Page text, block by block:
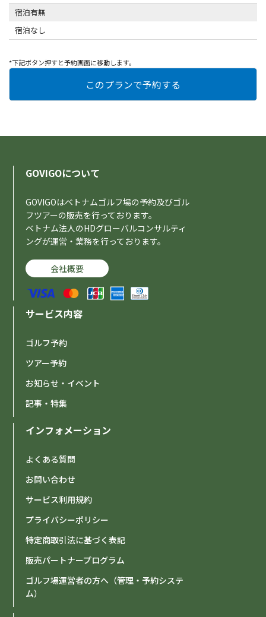
宿泊有無
宿泊なし
*下記ボタン押すと予約画面に移動します。
GOVIGOについて
GOVIGOはベトナムゴルフ場の予約及びゴル
フツアーの販売を行っております。
ベトナム法人のHDグローバルコンサルティ
ングが運営・業務を行っております。
会社概要
サービス内容
ゴルフ予約
ツアー予約
お知らせ・イベント
記事・特集
インフォメーション
よくある質問
お問い合わせ
サービス利用規約
プライバシーポリシー
特定商取引法に基づく表記
販売パートナープログラム
ゴルフ場運営者の方へ（管理・予約システ
ム）